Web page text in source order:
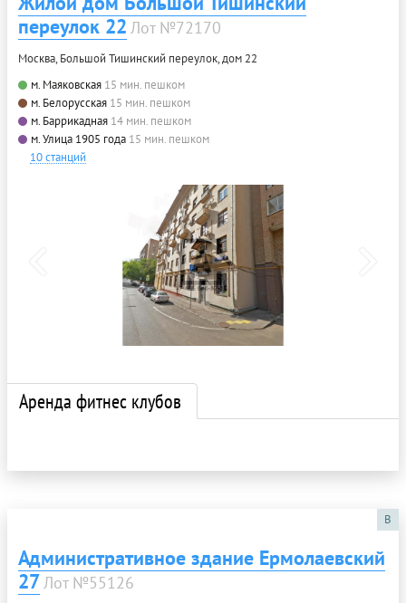
переулок 22 Лот №72170
Москва, Большой Тишинский переулок, дом 22
м. Маяковская 15 мин. пешком
м. Белорусская 15 мин. пешком
м. Баррикадная 14 мин. пешком
м. Улица 1905 года 15 мин. пешком
10 станций
Аренда фитнес клубов
B
Административное здание Ермолаевский
27Лот №55126